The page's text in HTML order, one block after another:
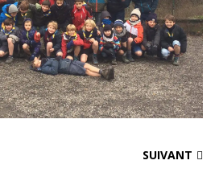
SUIVANT